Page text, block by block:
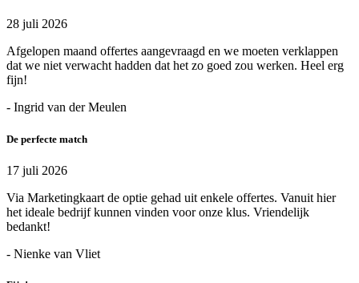
28 juli 2026
Afgelopen maand offertes aangevraagd en we moeten verklappen
dat we niet verwacht hadden dat het zo goed zou werken. Heel erg
fijn!
- Ingrid van der Meulen
De perfecte match
17 juli 2026
Via Marketingkaart de optie gehad uit enkele offertes. Vanuit hier
het ideale bedrijf kunnen vinden voor onze klus. Vriendelijk
bedankt!
- Nienke van Vliet